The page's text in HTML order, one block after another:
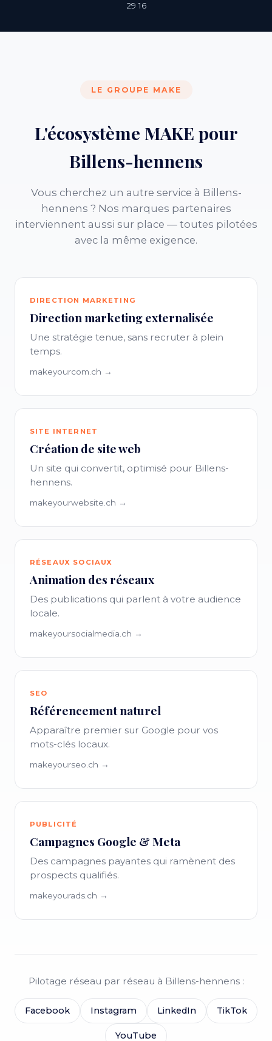
29 16
LE GROUPE MAKE
L'écosystème MAKE pour
Billens-hennens
Vous cherchez un autre service à Billens-
hennens ? Nos marques partenaires
interviennent aussi sur place — toutes pilotées
avec la même exigence.
DIRECTION MARKETING
Direction marketing externalisée
Une stratégie tenue, sans recruter à plein
temps.
makeyourcom.ch →
SITE INTERNET
Création de site web
Un site qui convertit, optimisé pour Billens-
hennens.
makeyourwebsite.ch →
RÉSEAUX SOCIAUX
Animation des réseaux
Des publications qui parlent à votre audience
locale.
makeyoursocialmedia.ch →
SEO
Référencement naturel
Apparaître premier sur Google pour vos
mots-clés locaux.
makeyourseo.ch →
PUBLICITÉ
Campagnes Google & Meta
Des campagnes payantes qui ramènent des
prospects qualifiés.
makeyourads.ch →
Pilotage réseau par réseau à Billens-hennens :
Facebook Instagram LinkedIn TikTok
YouTube